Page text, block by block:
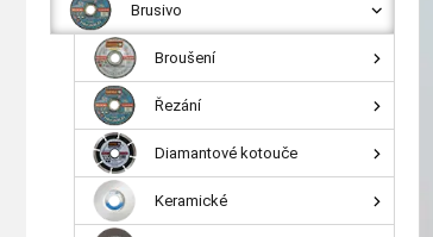
Brusivo
Broušení
Řezání
Diamantové kotouče
Keramické